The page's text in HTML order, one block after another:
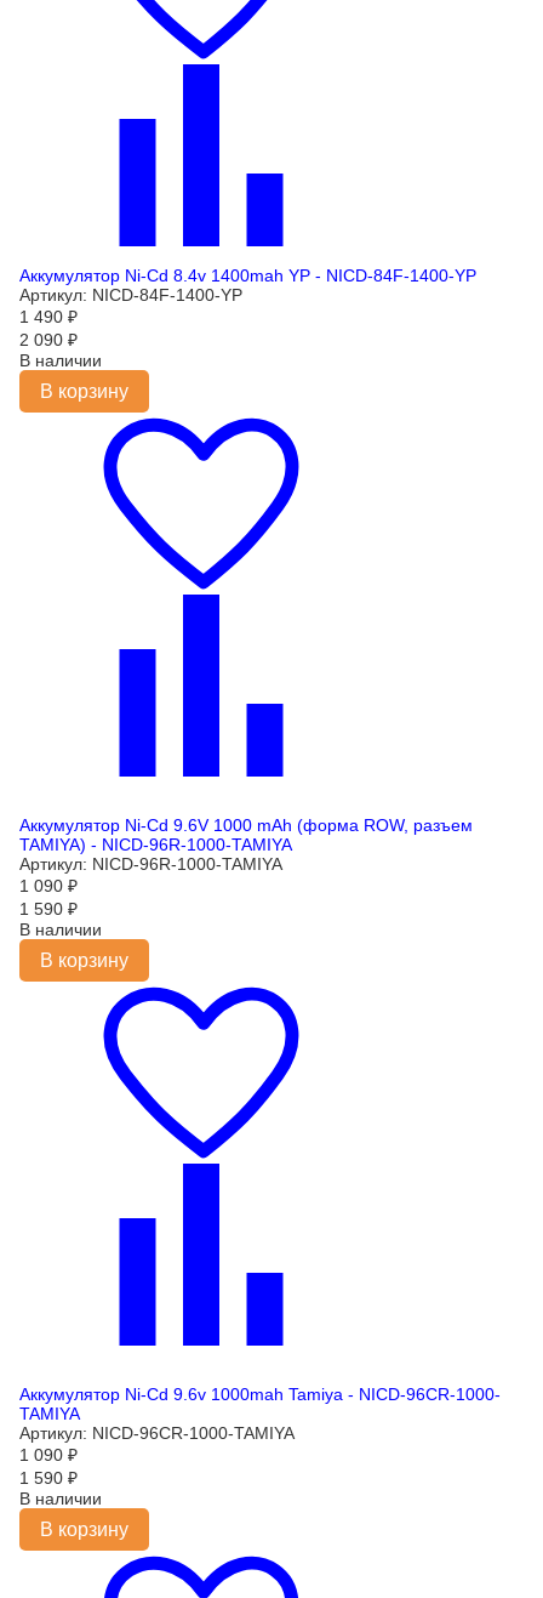
Аккумулятор Ni-Cd 8.4v 1400mah YP - NICD-84F-1400-YP
Артикул: NICD-84F-1400-YP
1 490 ₽
2 090 ₽
В наличии
В корзину
Аккумулятор Ni-Cd 9.6V 1000 mAh (форма ROW, разъем
TAMIYA) - NICD-96R-1000-TAMIYA
Артикул: NICD-96R-1000-TAMIYA
1 090 ₽
1 590 ₽
В наличии
В корзину
Аккумулятор Ni-Cd 9.6v 1000mah Tamiya - NICD-96CR-1000-
TAMIYA
Артикул: NICD-96CR-1000-TAMIYA
1 090 ₽
1 590 ₽
В наличии
В корзину